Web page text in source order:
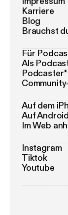
Karriere
Blog
Brauchst
Für
Als
Auf dem
Auf
Im Web
Instagram
Tiktok
Youtube